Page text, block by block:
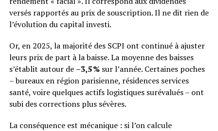
versés rapportés au prix de souscription. Il ne dit rien de
l’évolution du capital investi.
Or, en 2025, la majorité des SCPI ont continué à ajuster
leurs prix de part à la baisse. La moyenne des baisses
s’établit autour de –3,5 %sur l’année. Certaines poches
– bureaux en région parisienne, résidences services
santé, voire quelques actifs logistiques surévalués – ont
subi des corrections plus sévères.
La conséquence est mécanique : si l’on calcule